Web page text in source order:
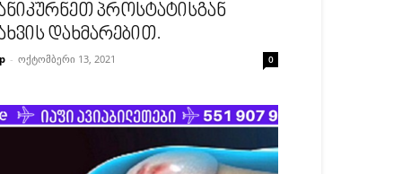
პროსტატისგან
დახმარებით.
- ოქტომბერი 13, 2021 0